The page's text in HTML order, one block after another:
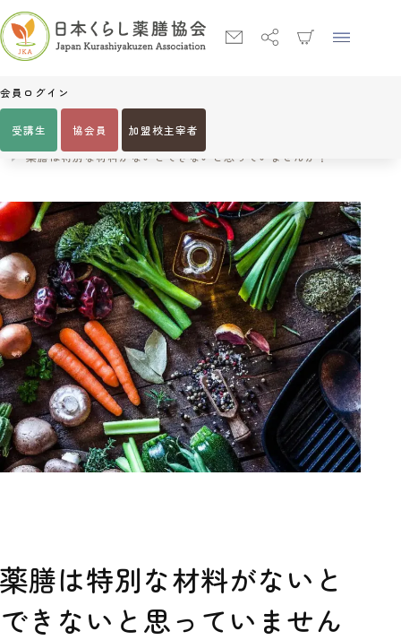
会員ログイン
受講生 協会員 加盟校主宰者
Home
美容・健康コラム
薬膳は特別な材料がないとできないと思っていませんか？
薬膳は特別な材料がないと
できないと思っていません